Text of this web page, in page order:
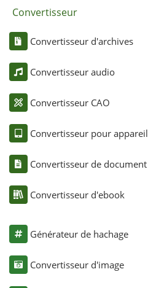
Convertisseur
Convertisseur d'archives
Convertisseur audio
Convertisseur CAO
Convertisseur pour appareil
Convertisseur de document
Convertisseur d'ebook
Générateur de hachage
Convertisseur d'image